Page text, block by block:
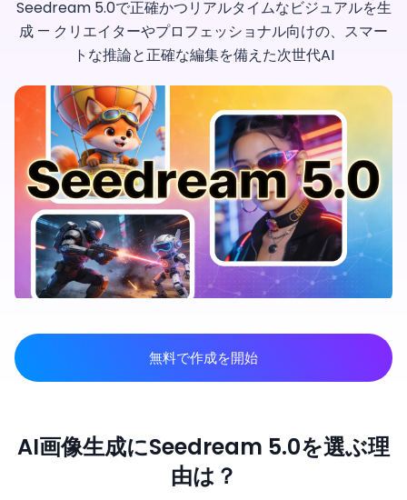
Seedream 5.0で正確かつリアルタイムなビジュアルを生
成 — クリエイターやプロフェッショナル向けの、スマー
トな推論と正確な編集を備えた次世代AI
無料で作成を開始
AI画像生成にSeedream 5.0を選ぶ理
由は？